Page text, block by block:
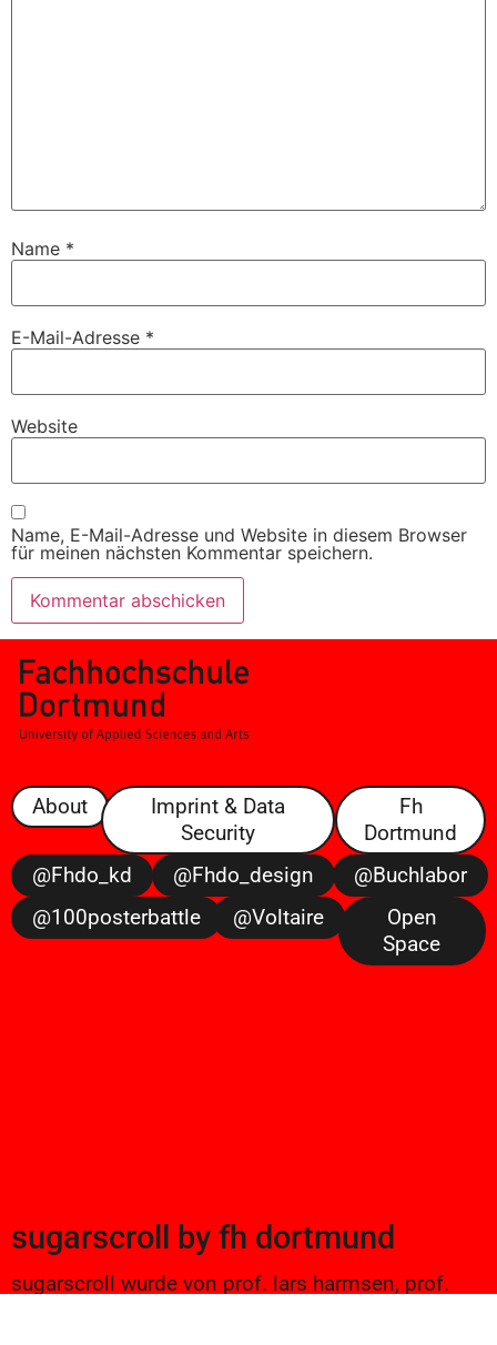
Name *
E-Mail-Adresse *
Website
Name, E-Mail-Adresse und Website in diesem Browser
für meinen nächsten Kommentar speichern.
About
Imprint & Data
Security
Fh
Dortmund
@fhdo_kd
@fhdo_design
@buchlabor
@100posterbattle
@voltaire
Open
Space
sugarscroll by fh dortmund
sugarscroll wurde von prof. lars harmsen, prof.